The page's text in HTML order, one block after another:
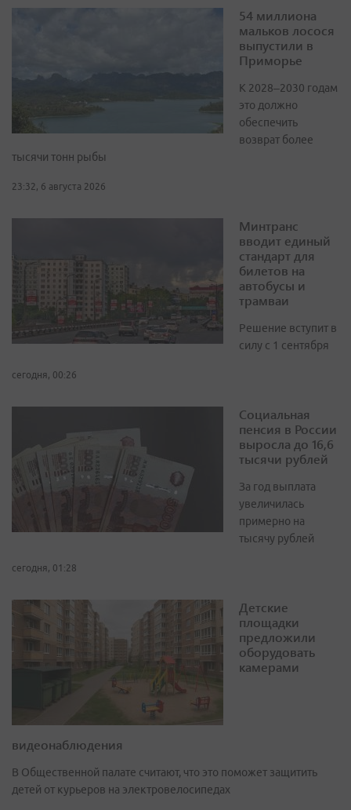
54 миллиона
мальков лосося
выпустили в
Приморье
К 2028–2030 годам
это должно
обеспечить
возврат более
тысячи тонн рыбы
23:32, 6 августа 2026
Минтранс
вводит единый
стандарт для
билетов на
автобусы и
трамваи
Решение вступит в
силу с 1 сентября
сегодня, 00:26
Социальная
пенсия в России
выросла до 16,6
тысячи рублей
За год выплата
увеличилась
примерно на
тысячу рублей
сегодня, 01:28
Детские
площадки
предложили
оборудовать
камерами
видеонаблюдения
В Общественной палате считают, что это поможет защитить
детей от курьеров на электровелосипедах